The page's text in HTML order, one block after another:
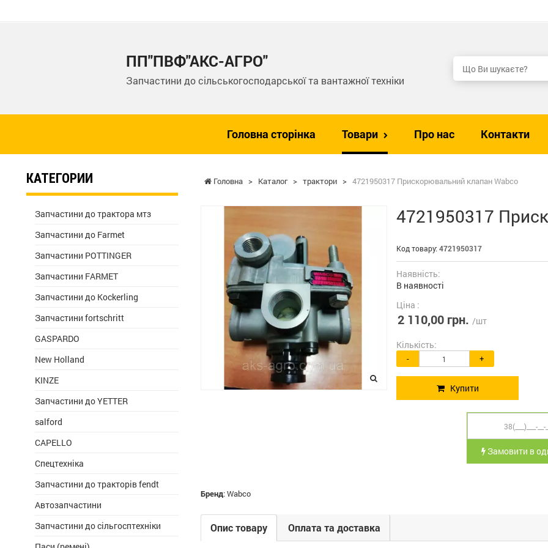
ПП"ПВФ"АКС-АГРО"
Запчастини до сільськогосподарської та вантажної техніки
Головна сторінка Товари Про нас Контакти
Головна > Каталог > трактори > 4721950317 Прискорювальний клапан Wabco
4721950317
Код товару: 4721950317
Наявність:
В наявності
Ціна :
2 110,00 грн. /шт
Кількість:
- +
Купити
Замовити в
Бренд:Wabco
Опис товару Оплата та доставка
КАТЕГОРИИ
Запчастини до трактора мтз
Запчастини до Farmet
Запчастини POTTINGER
Запчастини FARMET
Запчастини до Kockerling
Запчастини fortschritt
GASPARDO
New Holland
KINZE
Запчастини до YETTER
salford
CAPELLO
Спецтехніка
Запчастини до тракторів fendt
Автозапчастини
Запчастини до сільгосптехніки